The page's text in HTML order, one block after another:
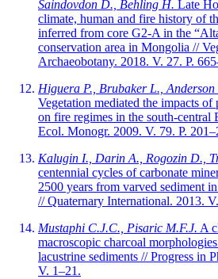
Saindovdon D., Behling H. Late
climate, human and fire history of
inferred from core G2-A in the
conservation area in Mongolia //
Archaeobotany. 2018. V. 27. P.
Higuera P., Brubaker L., Anderson
Vegetation mediated the impacts of
on fire regimes in the south-central
Ecol. Monogr. 2009. V. 79. P.
Kalugin I., Darin A., Rogozin D.,
centennial cycles of carbonate
2500 years from varved sediment
// Quaternary International. 2013.
Mustaphi C.J.C., Pisaric M.F.J. A
macroscopic charcoal
lacustrine sediments // Progress in
V. 1–21.